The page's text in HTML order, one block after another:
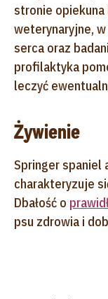
stronie
weterynaryjne,
serca oraz
profilaktyka
leczyć
Żywienie
Springer spaniel
charakteryzuje
Dbałość o
psu zdrowia i